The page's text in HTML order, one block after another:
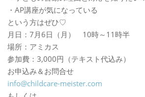
・AP講座が気になっている
という方はぜひ♡
月日：7月6日（月） 10時～11時半
場所：アミカス
参加費：3,000円（テキスト代込み）
お申込み＆お問合せ
info@childcare-meister.com